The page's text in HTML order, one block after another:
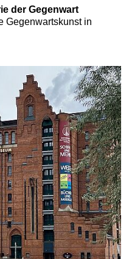
der Gegenwart
Gegenwartskunst in